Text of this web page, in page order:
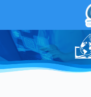
conteúdo